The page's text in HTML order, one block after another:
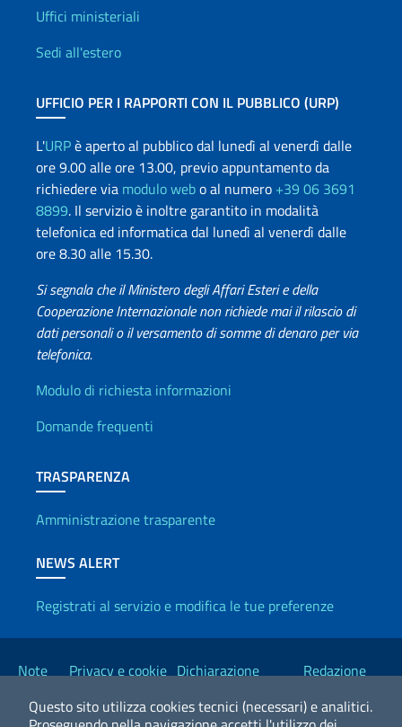
Questo sito utilizza cookies tecnici (necessari) e analitici.
Uffici e Rete diplomatica
Uffici ministeriali
Sedi all'estero
UFFICIO PER I RAPPORTI CON IL PUBBLICO (URP)
L'URPè aperto al pubblico dal lunedì al venerdì dalle
ore 9.00 alle ore 13.00, previo appuntamento da
richiedere via modulo webo al numero +39 06 3691
8899. Il servizio è inoltre garantito in modalità
telefonica ed informatica dal lunedì al venerdì dalle
ore 8.30 alle 15.30.
Si segnala che il Ministero degli Affari Esteri e della
Cooperazione Internazionale non richiede mai il rilascio di
dati personali o il versamento di somme di denaro per via
telefonica.
Info utili
Modulo di richiesta informazioni
Domande frequenti
TRASPARENZA
Amministrazione trasparente
NEWS ALERT
Registrati al servizio e modifica le tue preferenze
Link Utili
Note
Privacy e cookie Dichiarazione
Redazione